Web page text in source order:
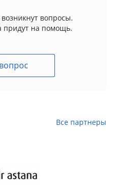
вопросы.
придут на помощь.
Все партнеры